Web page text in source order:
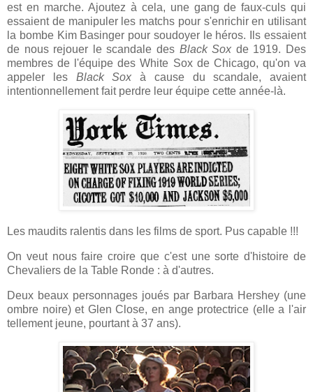
est en marche.Ajoutez à cela, une gang de faux-culs qui
essaient de manipuler les matchs pour s'enrichir en utilisant
la bombe Kim Basinger pour soudoyer le héros. Ils essaient
de nous rejouer le scandale des Black Sox de 1919. Des
membres de l'équipe des White Sox de Chicago, qu'on va
appeler les Black Sox à cause du scandale, avaient
intentionnellement fait perdre leur équipe cette année-là.
Les maudits ralentis dans les films de sport. Pus capable !!!
On veut nous faire croire que c'est une sorte d'histoire de
Chevaliers de la Table Ronde : à d'autres.
Deux beaux personnages joués par Barbara Hershey (une
ombre noire) et Glen Close, en ange protectrice (elle a l'air
tellement jeune, pourtant à 37 ans).